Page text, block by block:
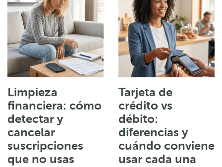
Limpieza
financiera: cómo
detectar y
cancelar
suscripciones
que no usas
Tarjeta de
crédito vs
débito:
diferencias y
cuándo conviene
usar cada una